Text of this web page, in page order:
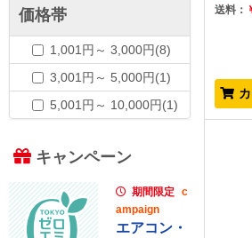
送料：
価格帯
1,001円～ 3,000円(8)
3,001円～ 5,000円(1)
5,001円～ 10,000円(1)
キャンペーン
期間限定 c
ampaign
エアコン・